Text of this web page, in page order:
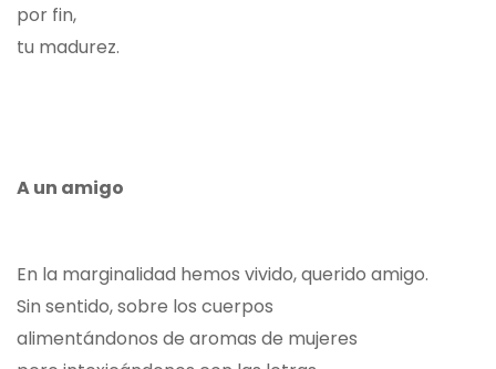
por fin,
tu madurez.
A un amigo
En la marginalidad hemos vivido, querido amigo.
Sin sentido, sobre los cuerpos
alimentándonos de aromas de mujeres